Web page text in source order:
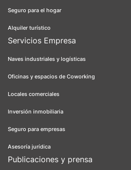
Seguro para el hogar
Alquiler turístico
Servicios Empresa
Naves industriales y logísticas
Oficinas y espacios de Coworking
Locales comerciales
Inversión inmobiliaria
Seguro para empresas
Asesoría jurídica
Publicaciones y prensa